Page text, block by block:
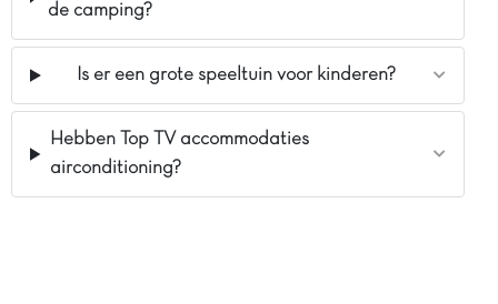
de camping?
Is er een grote speeltuin voor kinderen?
Hebben Top TV accommodaties
airconditioning?